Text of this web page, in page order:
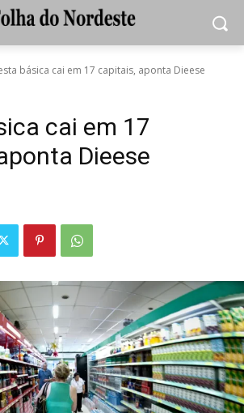
básica cai em 17 capitais, aponta Dieese
cai em 17
Dieese